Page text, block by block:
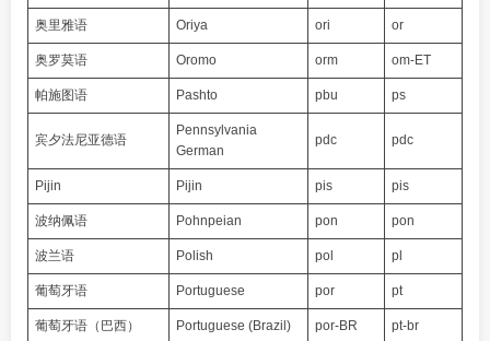
奥里雅语 Oriya ori or
奥罗莫语 Oromo orm om-ET
帕施图语 Pashto pbu ps
宾夕法尼亚德语
Pennsylvania
German
pdc pdc
Pijin Pijin pis pis
波纳佩语 Pohnpeian pon pon
波兰语 Polish pol pl
葡萄牙语 Portuguese por pt
葡萄牙语（巴西） Portuguese (Brazil) por-BR pt-br